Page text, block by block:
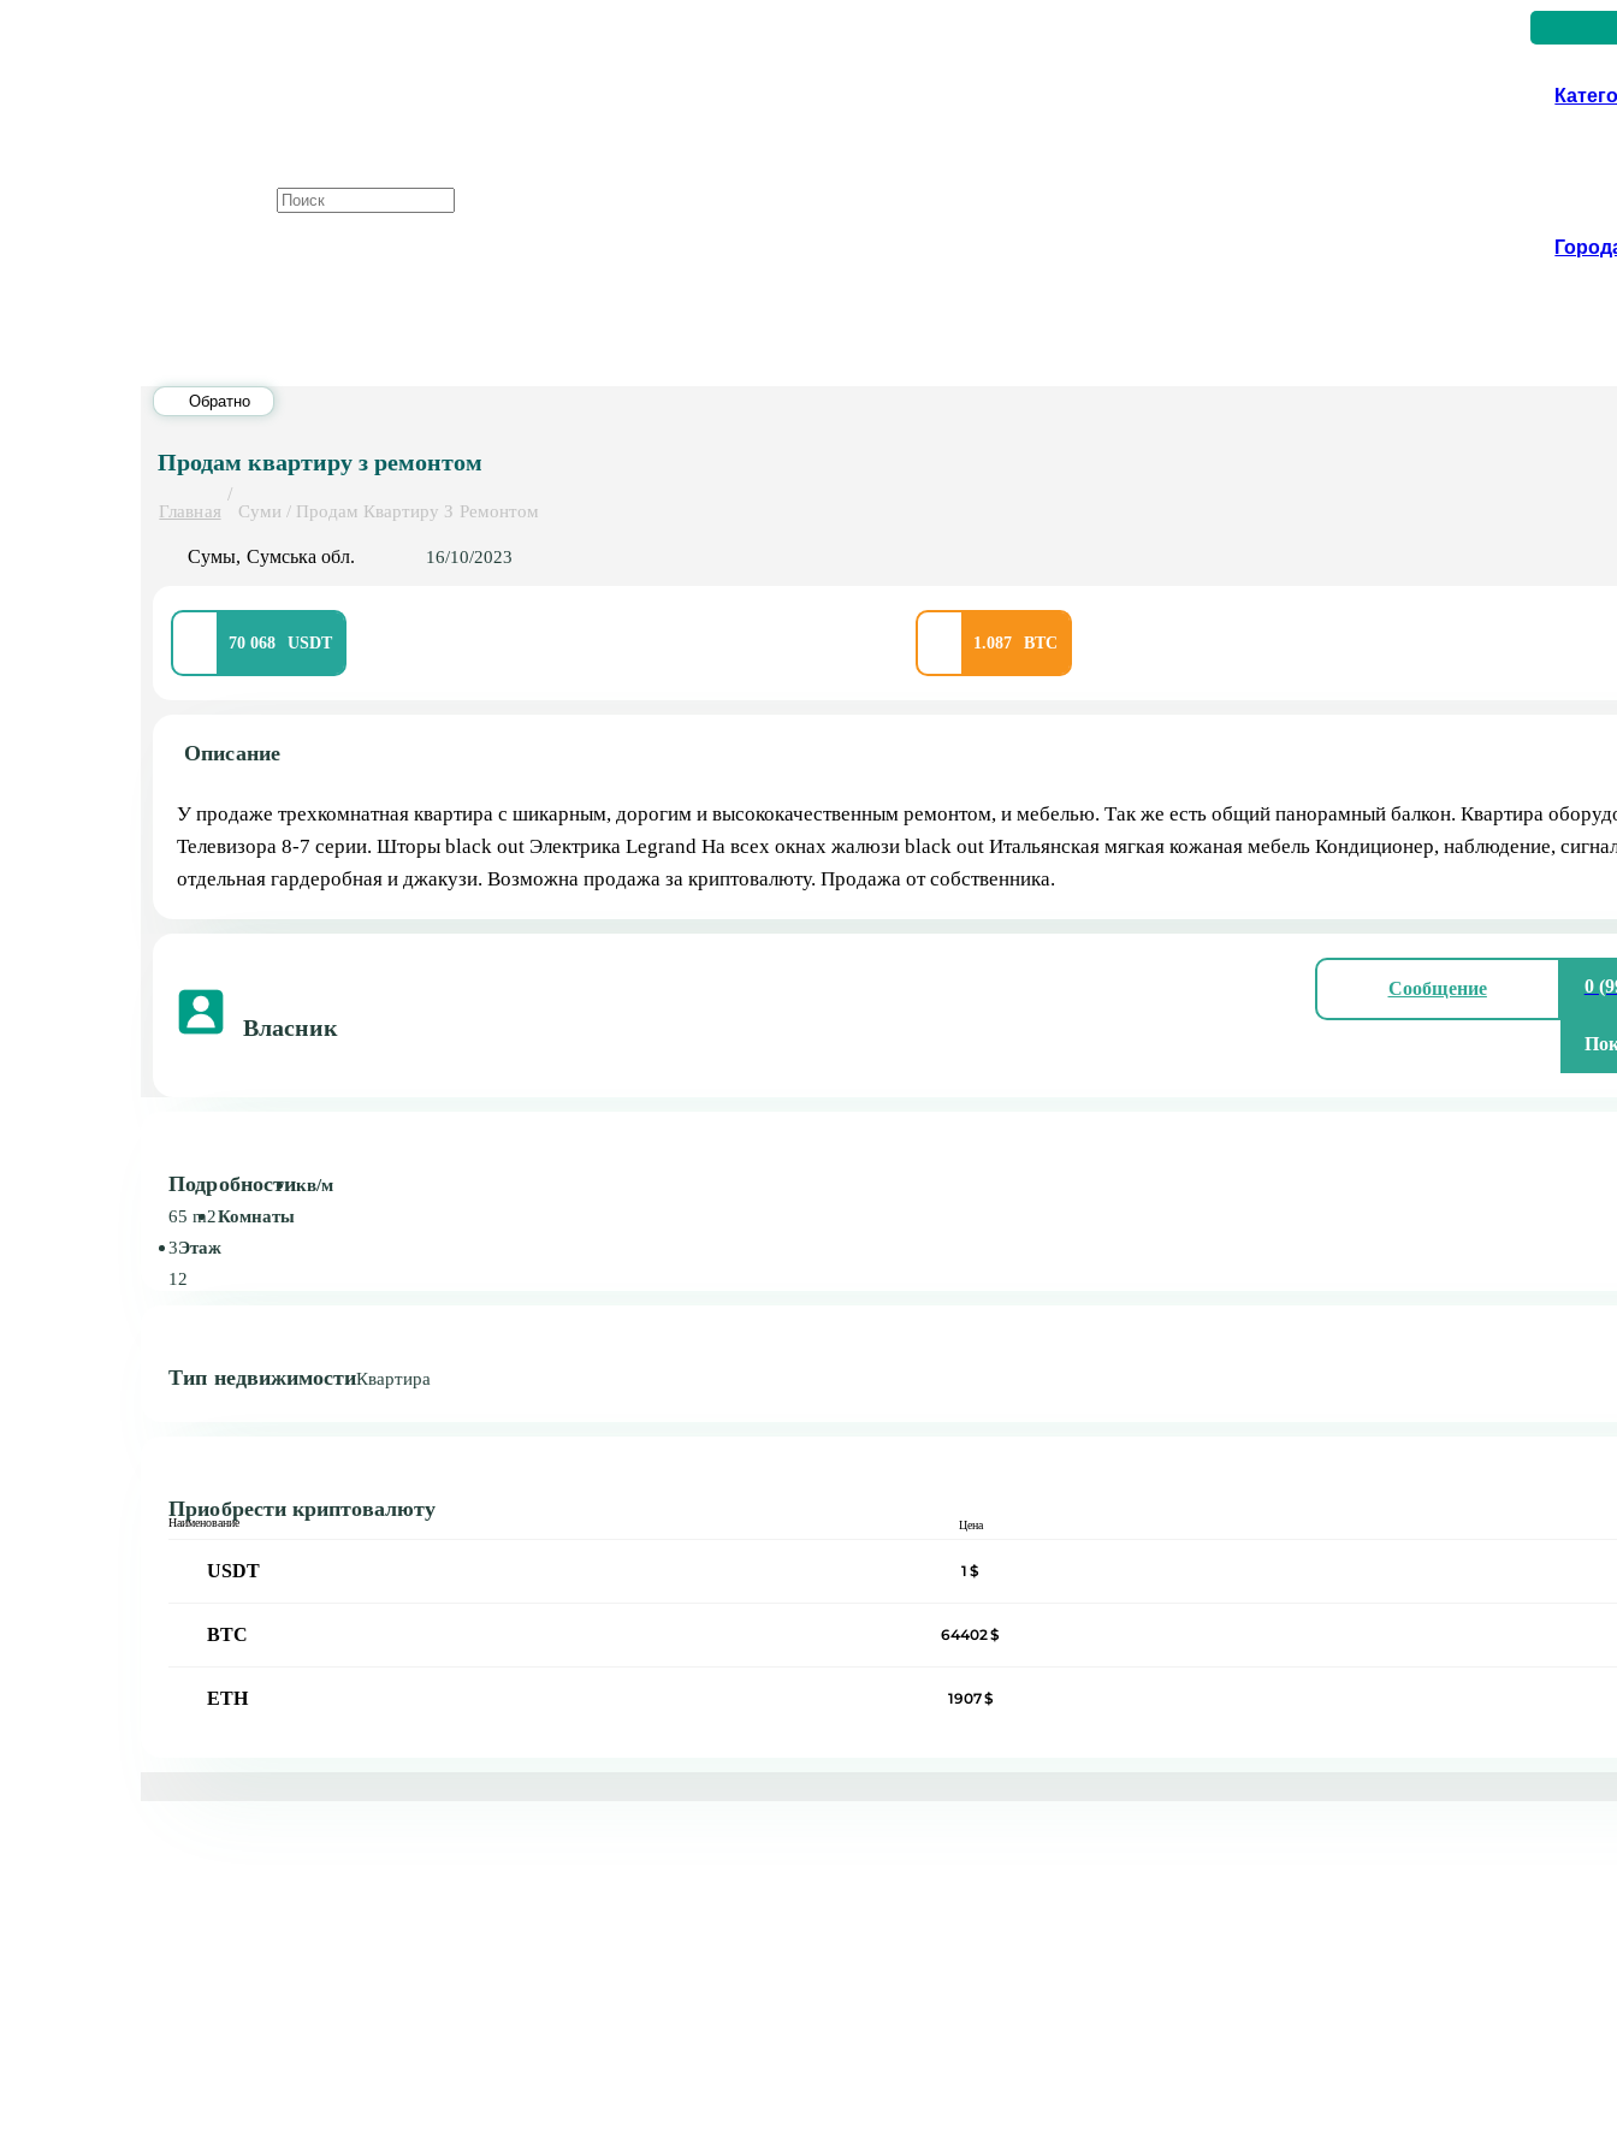
Обратно
Продам квартиру з ремонтом
Главная
/
Суми / Продам Квартиру З Ремонтом
Сумы Сумська обл. 16/10/2023
70 068 1.087
Описание
У продаже трехкомнатная квартира с шикарным, дорогим и высококачественным ремонтом, и мебелью. Так же есть общий панорамный балкон. Квартира
Телевизора 8-7 серии. Шторы black out Электрика Legrand На всех окнах жалюзи black out Итальянская мягкая кожаная мебель Кондиционер, наблюдение,
отдельная гардеробная и джакузи. Возможна продажа за криптовалюту. Продажа от собственника.
Власник
Сообщение 0
Подробностикв/м
65 m2Комнаты
3Этаж
12
Тип недвижимостиКвартира
Приобрести криптовалюту
Наименование Цена
USDT 1
BTC 64402
ETH 1907